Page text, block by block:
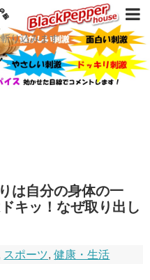
り込みます
は自分の身体の一
キッ！なぜ取り出し
スポーツ,健康・生活